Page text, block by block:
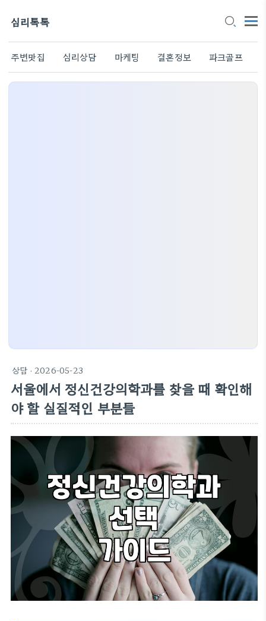
심리톡톡
주변맛집 심리상담 마케팅 결혼정보 파크골프
상담 · 2026-05-23
서울에서 정신건강의학과를 찾을 때 확인해
야 할 실질적인 부분들